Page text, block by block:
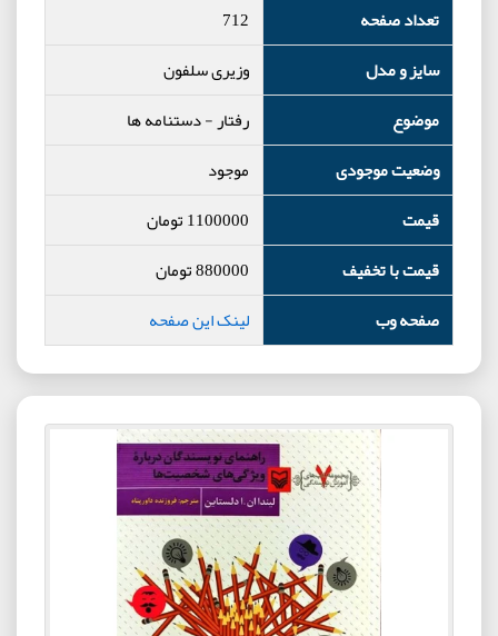
تعداد صفحه
712
سایز و مدل
وزیری سلفون
موضوع
رفتار-دستنامه ها
وضعیت موجودی
موجود
قیمت
1100000تومان
قیمت با تخفیف
880000تومان
صفحه وب
لینک این صفحه